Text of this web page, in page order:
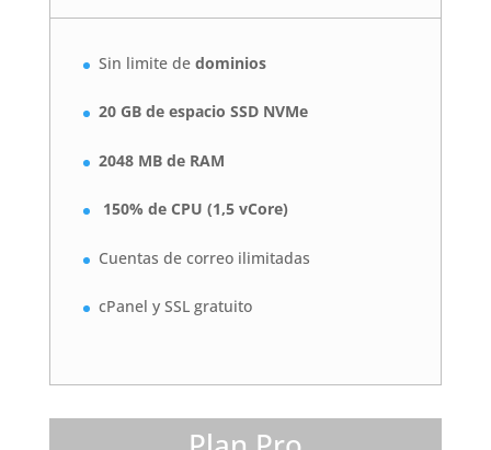
Sin limite dedominios
20 GB de espacio SSD NVMe
2048 MB de RAM
150% de CPU (1,5 vCore)
Cuentas de correo ilimitadas
cPanel y SSL gratuito